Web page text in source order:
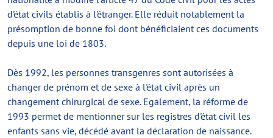
d'état civils établis à l'étranger. Elle réduit notablement la
présomption de bonne foi dont bénéficiaient ces documents
depuis une loi de 1803.
Dès 1992, les personnes transgenres sont autorisées à
changer de prénom et de sexe à l'état civil après un
changement chirurgical de sexe. Egalement, la réforme de
1993 permet de mentionner sur les registres d'état civil les
enfants sans vie, décédé avant la déclaration de naissance.